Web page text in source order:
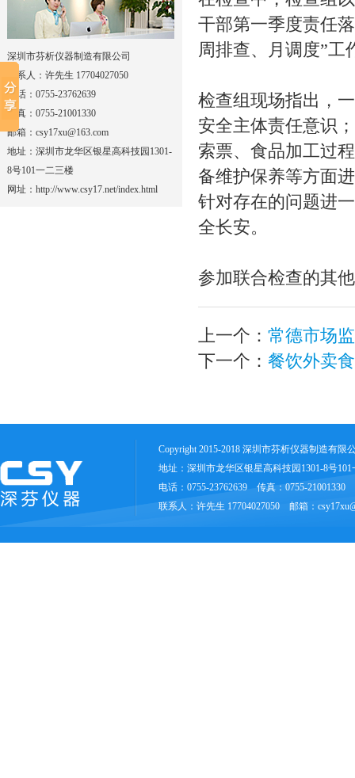
深圳市芬析仪器制造有限公司
联系人：许先生 17704027050
电话：0755-23762639
传真：0755-21001330
邮箱：csy17xu@163.com
地址：深圳市龙华区银星高科技园1301-
8号101一二三楼
网址：http://www.csy17.net/index.html
干部第一季度责任
周排查、月调度”工
检查组现场指出，
安全主体责任意识
索票、食品加工过
备维护保养等方面
针对存在的问题进
全长安。
参加联合检查的其
上一个： 常德市场
下一个： 餐饮外卖
Copyright 2015-2018 深圳市芬析仪器制造有
地址：深圳市龙华区银星高科技园1301-8号101
电话：0755-23762639 传真：0755-21001330
联系人：许先生 17704027050 邮箱：